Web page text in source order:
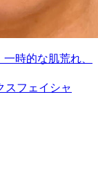
時的な肌荒れ、
スフェイシャ